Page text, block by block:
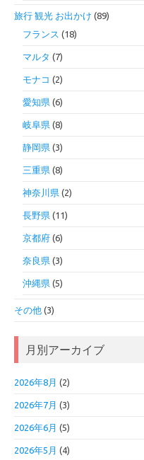
旅行 観光 お出かけ (89)
フランス (18)
マルタ (7)
モナコ (2)
愛知県 (6)
岐阜県 (8)
静岡県 (3)
三重県 (8)
神奈川県 (2)
長野県 (11)
京都府 (6)
奈良県 (3)
沖縄県 (5)
その他 (3)
月別アーカイブ
2026年8月 (2)
2026年7月 (3)
2026年6月 (5)
2026年5月 (4)